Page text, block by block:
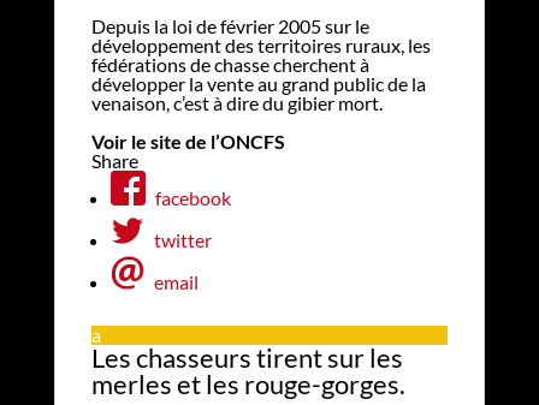
Depuis la loi de février 2005 sur le
développement des territoires ruraux, les
fédérations de chasse cherchent à
développer la vente au grand public de la
venaison, c’est à dire du gibier mort.
Voir le site de l’ONCFS
Share
facebook
twitter
email
a
Les chasseurs tirent sur les
merles et les rouge-gorges.